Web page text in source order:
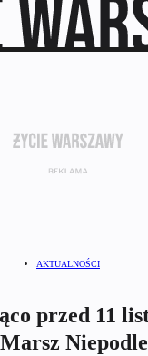
AKTUALNOŚCI
przed 11